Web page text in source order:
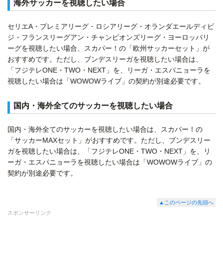
海外サッカーを視聴したい場合
セリエA・プレミアリーグ・ロシアリーグ・オランダエールディビ
ジ・フランスリーグアン・チャンピオンズリーグ・ヨーロッパリ
ーグを視聴したい場合、スカパー！の「欧州サッカーセット」が
おすすめです。ただし、ブンデスリーガを視聴したい場合は、
「フジテレONE・TWO・NEXT」を、リーガ・エスパニョーラを
視聴したい場合は「WOWOWライブ」の契約が別途必要です。
国内・海外全てのサッカーを視聴したい場合
国内・海外全てのサッカーを視聴したい場合は、スカパー！の
「サッカーMAXセット」がおすすめです。ただし、ブンデスリー
ガを視聴したい場合は、「フジテレONE・TWO・NEXT」を、リ
ーガ・エスパニョーラを視聴したい場合は「WOWOWライブ」の
契約が別途必要です。
▲このページの先頭へ
スポンサーリンク